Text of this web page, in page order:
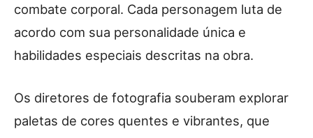
combate corporal. Cada personagem luta de
acordo com sua personalidade única e
habilidades especiais descritas na obra.
Os diretores de fotografia souberam explorar
paletas de cores quentes e vibrantes, que